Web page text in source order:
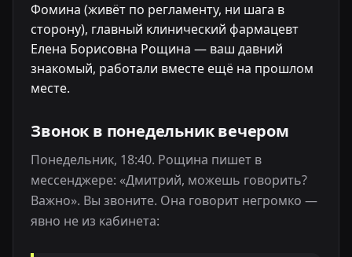
Фомина (живёт по регламенту, ни шага в
сторону), главный клинический фармацевт
Елена Борисовна Рощина — ваш давний
знакомый, работали вместе ещё на прошлом
месте.
Звонок в понедельник вечером
Понедельник, 18:40. Рощина пишет в
мессенджере: «Дмитрий, можешь говорить?
Важно». Вы звоните. Она говорит негромко —
явно не из кабинета: